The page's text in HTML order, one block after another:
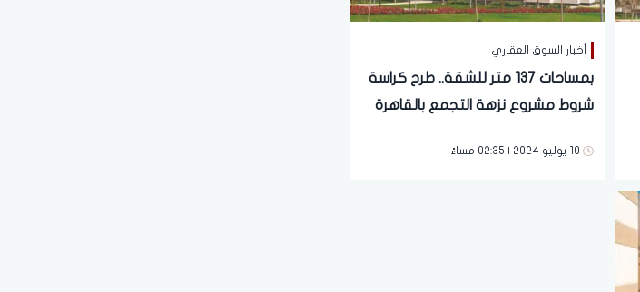
أخبار السوق العقاري
بمساحات 137 متر للشقة.. طرح كراسة
شروط مشروع نزهة التجمع بالقاهرة
10 يوليو 2024 | 02:35 مساءً